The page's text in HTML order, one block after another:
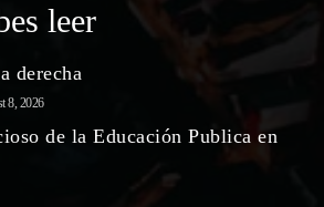
leer
derecha
8, 2026
de la Educación Publica en